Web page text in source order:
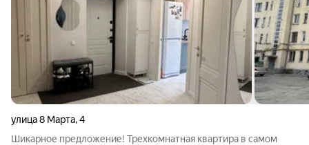
улица 8 Марта,4
Шикарное предложение! Трехкомнатная квартира в самом